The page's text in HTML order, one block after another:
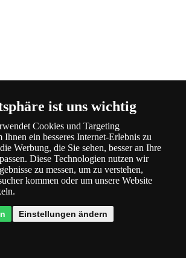
ist uns wichtig
Cookies und Targeting
Ihnen ein besseres Internet-Erlebnis zu
Werbung, die Sie sehen, besser an Ihre
Diese Technologien nutzen wir
zu messen, um zu verstehen,
kommen oder um unsere Website
Einstellungen ändern